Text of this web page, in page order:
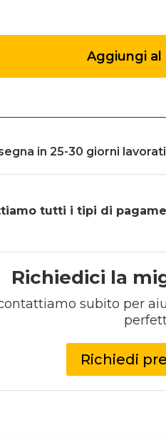
Aggiungi al
in 25-30 giorni
tutti i tipi di
Richiedici la
subito per
Richiedi